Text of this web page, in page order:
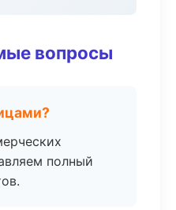
вопросы
полный